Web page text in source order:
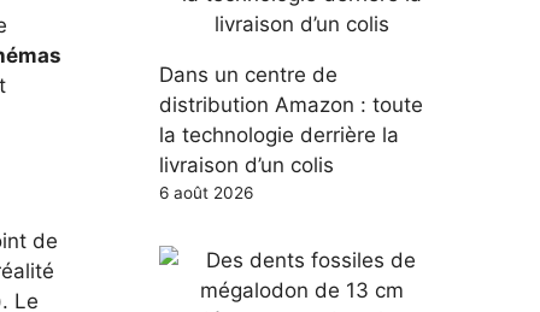
de
Le
Dans un centre de
distribution Amazon : toute
la technologie derrière la
livraison d’un colis
6 août 2026